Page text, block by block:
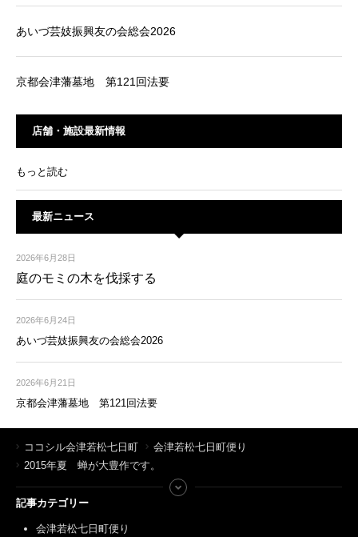
あいづ芸妓振興友の会総会2026
京都会津藩墓地 第121回法要
店舗・施設最新情報
もっと読む
最新ニュース
2026年6月28日
庭のモミの木を伐採する
2026年6月24日
あいづ芸妓振興友の会総会2026
2026年6月21日
京都会津藩墓地 第121回法要
ココシル会津若松七日町
会津若松七日町便り
2015年夏 蝉が大豊作です。
記事カテゴリー
会津若松七日町便り